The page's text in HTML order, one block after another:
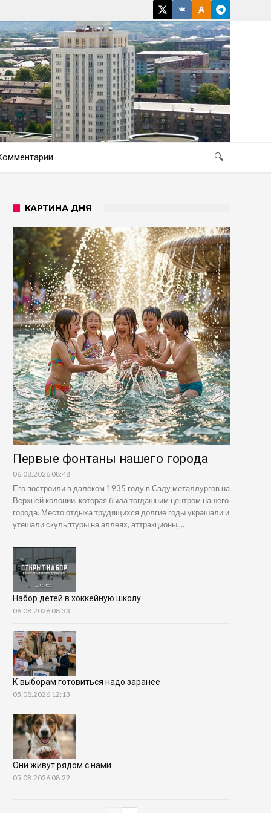
🔍
КАРТИНА ДНЯ
Первые фонтаны нашего города
06.08.2026 08:48
Его построили в далёком 1935 году в Саду металлургов на
Верхней колонии, которая была тогдашним центром нашего
города. Место отдыха трудящихся долгие годы украшали и
утешали скульптуры на аллеях, аттракционы,...
Набор детей в хоккейную школу
06.08.2026 08:33
К выборам готовиться надо заранее
05.08.2026 12:13
Они живут рядом с нами…
05.08.2026 08:22